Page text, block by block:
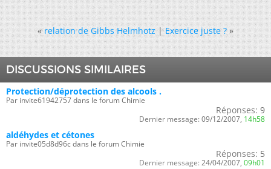
« relation de Gibbs Helmhotz|Exercice juste ? »
DISCUSSIONS SIMILAIRES
Protection/déprotection des alcools .
Par invite61942757 dans le forum Chimie
Réponses: 9
Dernier message: 09/12/2007, 14h58
aldéhydes et cétones
Par invite05d8d96c dans le forum Chimie
Réponses: 5
Dernier message: 24/04/2007, 09h01